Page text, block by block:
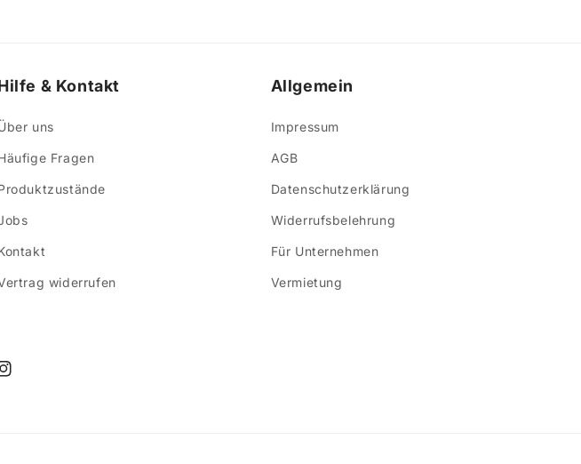
& Kontakt
uns
Fragen
widerrufen
Allgemein
Impressum
AGB
Datenschutzerklärung
Widerrufsbelehrung
Für Unternehmen
Vermietung